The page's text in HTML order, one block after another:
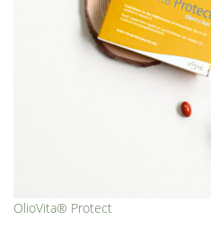
OlioVita® Protect